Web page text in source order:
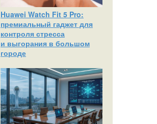
Huawei Watch Fit 5 Pro:
премиальный гаджет для
контроля стресса
и выгорания в большом
городе